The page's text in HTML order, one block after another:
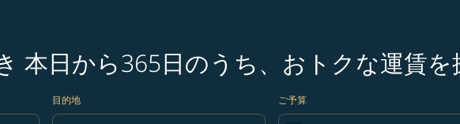
本日から365日のうち、おトクな運賃を
目的地 ご予算